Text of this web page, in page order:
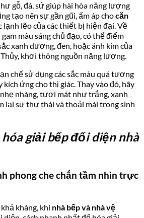
gỗ, đá, sứ giúp hài hòa năng lượng
tạo nên sự gần gũi, ấm áp chocăn
lạnh lẽo của các thiết bị hiện đại. Về
màu sáng chủ đạo, có thể điểm
xanh dương, đen, hoặc ánh kim của
khơi thông nguồn năng lượng.
chế sử dụng các sắc màu quá tương
kích ứng cho thị giác. Thay vào đó, hãy
nhàng, tươi mát như trắng, xanh
lại sự thư thái và thoải mái trong sinh
hóa giải bếp đối diện nhà
phong che chắn tầm nhìn trực
kháng, khi nhà bếpvà nhà vệ